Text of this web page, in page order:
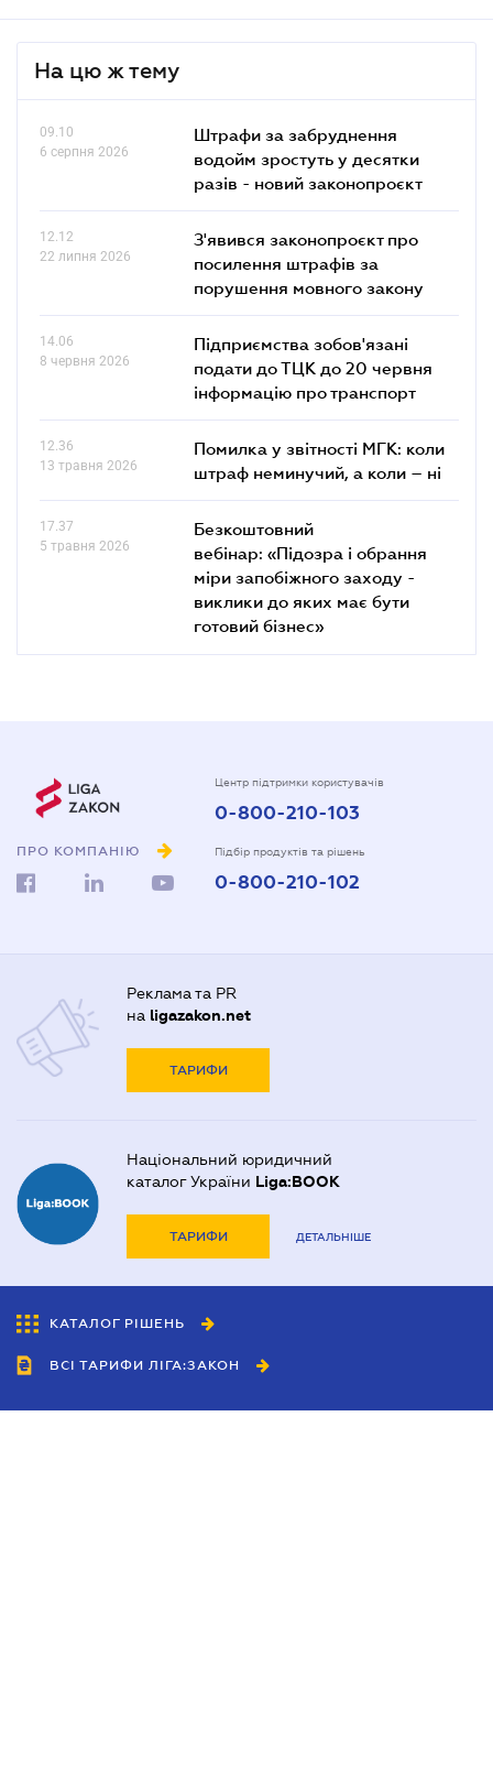
На цю ж тему
09.10
6 серпня 2026
Штрафи за забруднення
водойм зростуть у десятки
разів - новий законопроєкт
12.12
22 липня 2026
З'явився законопроєкт про
посилення штрафів за
порушення мовного закону
14.06
8 червня 2026
Підприємства зобов'язані
подати до ТЦК до 20 червня
інформацію про транспорт
12.36
13 травня 2026
Помилка у звітності МГК: коли
штраф неминучий, а коли – ні
17.37
5 травня 2026
Безкоштовний
вебінар: «Підозра і обрання
міри запобіжного заходу -
виклики до яких має бути
готовий бізнес»
ПРО КОМПАНІЮ
Центр підтримки користувачів
0-800-210-103
Підбір продуктів та рішень
0-800-210-102
Реклама та PR
на ligazakon.net
ТАРИФИ
Національний юридичний
каталог України Liga:BOOK
ТАРИФИ ДЕТАЛЬНІШЕ
КАТАЛОГ РІШЕНЬ
ВСІ ТАРИФИ ЛІГА:ЗАКОН